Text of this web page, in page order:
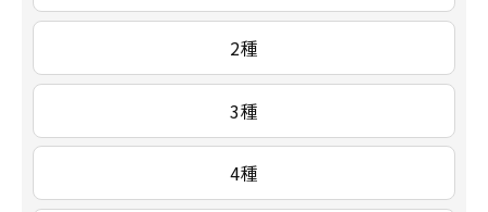
2種
3種
4種